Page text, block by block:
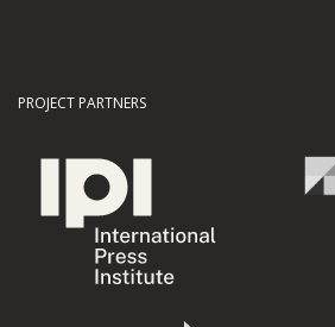
PROJECT PARTNERS